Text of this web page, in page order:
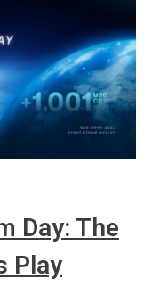
Day: The
Play